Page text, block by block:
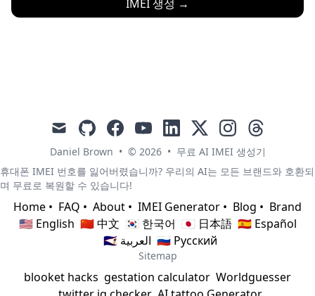
IMEI 생성 →
mail githubfacebookyoutubelinkedin
x instagramthreads
Daniel Brown • © 2026 • 무료 AI IMEI 생성기
휴대폰 IMEI 번호를 잃어버렸습니까? 우리의 AI는 모든 브랜드와 호환되
며 무료로 복원할 수 있습니다!
Home • FAQ • About • IMEI Generator • Blog • Brand
🇺🇸 English 🇨🇳 中文 🇰🇷 한국어 🇯🇵 日本語 🇪🇸 Español
🇸🇦 العربية 🇷🇺 Русский
Sitemap
blooket hacks gestation calculator Worldguesser